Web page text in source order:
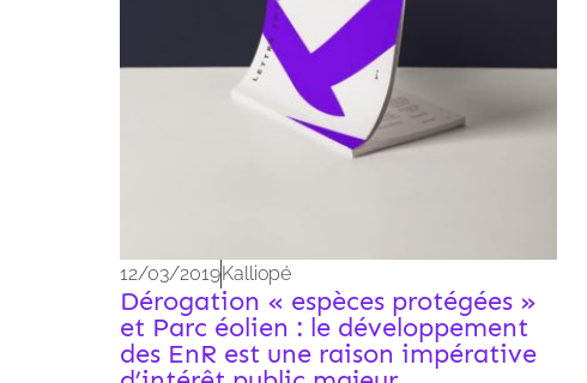
12/03/2019Kalliopé
Dérogation « espèces protégées »
et Parc éolien : le développement
des EnR est une raison impérative